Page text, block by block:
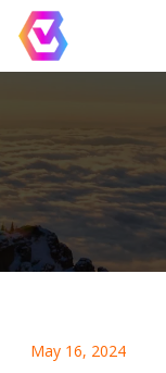
May 16, 2024